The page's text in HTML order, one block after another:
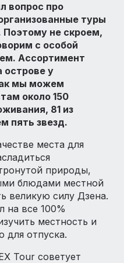
вопрос про
туры
не скроем,
с особой
Ассортимент
острове у
мы можем
около 150
81 из
пять звезд.
места для
природы,
блюдами местной
великую силу Дзена.
на все 100%
местность и
для отпуска.
Tour советует